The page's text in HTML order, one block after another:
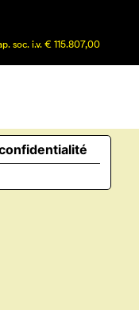
soc. i.v. € 115.807,00